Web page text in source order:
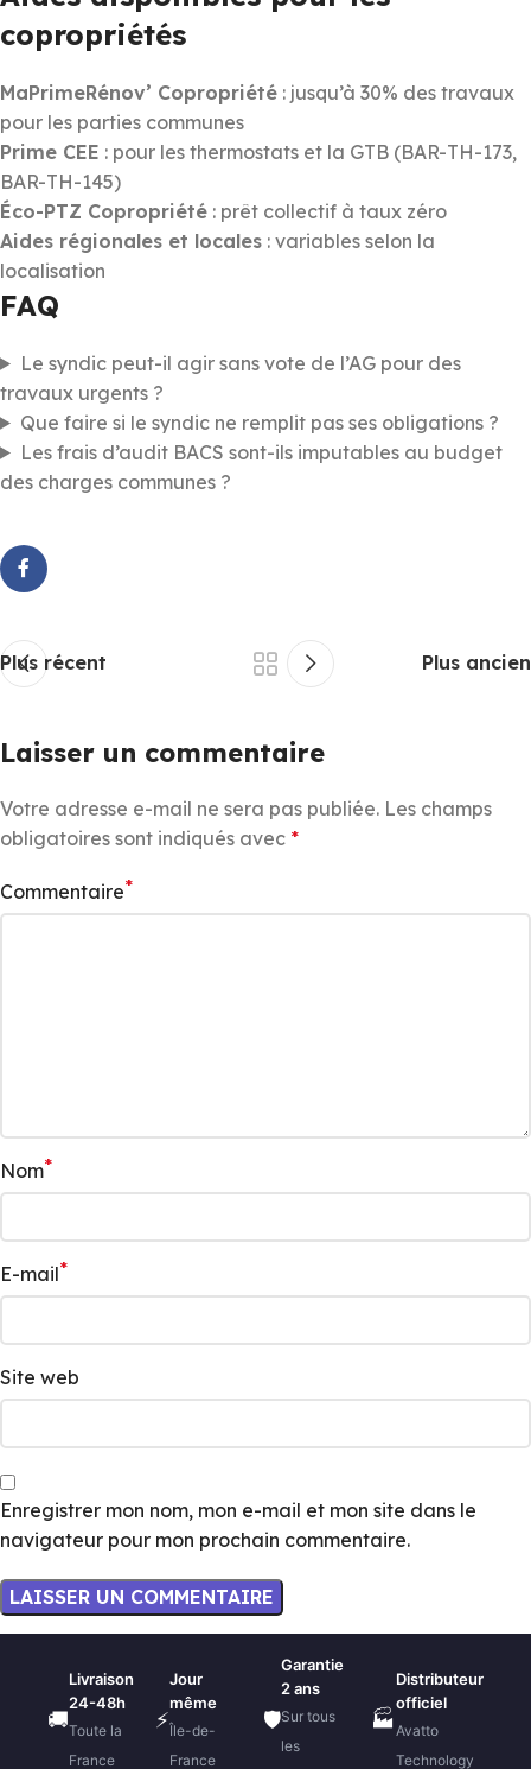
copropriétés
MaPrimeRénov’ Copropriété : jusqu’à 30% des travaux
pour les parties communes
Prime CEE : pour les thermostats et la GTB (BAR-TH-173,
BAR-TH-145)
Éco-PTZ Copropriété : prêt collectif à taux zéro
Aides régionales et locales : variables selon la
localisation
FAQ
Le syndic peut-il agir sans vote de l’AG pour des
travaux urgents ?
Que faire si le syndic ne remplit pas ses obligations ?
Les frais d’audit BACS sont-ils imputables au budget
des charges communes ?
Plus récent Plus ancien
Laisser un commentaire
Votre adresse e-mail ne sera pas publiée. Les champs
obligatoires sont indiqués avec *
Commentaire*
Nom*
E-mail*
Site web
Enregistrer mon nom, mon e-mail et mon site dans le
navigateur pour mon prochain commentaire.
🚚
Livraison
24-48h
Toute la
France
⚡
Jour
même
Île-de-
France
🛡️
Garantie
2 ans
Sur tous
les
🏭
Distributeur
officiel
Avatto
Technology